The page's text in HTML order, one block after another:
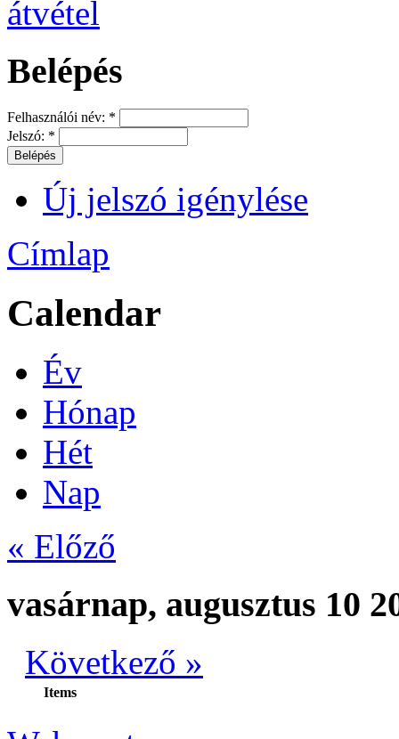
Belépés
Felhasználói név: *
Jelszó: *
Új jelszó igénylése
Címlap
Calendar
Év
Hónap
Hét
Nap
« Előző
vasárnap, augusztus 10
Következő »
Items